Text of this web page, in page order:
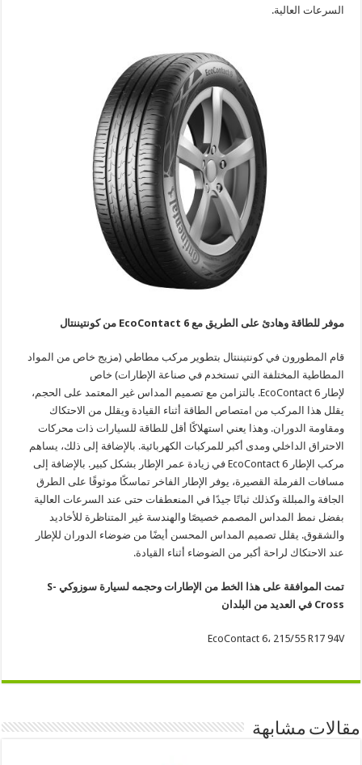
السرعات العالية.
موفر للطاقة وهادئ على الطريق مع EcoContact 6من كونتيننتال
قام المطورون في كونتيننتال بتطوير مركب مطاطي (مزيج خاص من المواد
المطاطية المختلفة التي تستخدم في صناعة الإطارات) خاص
لإطار EcoContact 6. بالتزامن مع تصميم المداس غير المعتمد على الحجم،
يقلل هذا المركب من امتصاص الطاقة أثناء القيادة ويقلل من الاحتكاك
ومقاومة الدوران. وهذا يعني استهلاكًا أقل للطاقة للسيارات ذات محركات
الاحتراق الداخلي ومدى أكبر للمركبات الكهربائية. بالإضافة إلى ذلك، يساهم
مركب الإطار EcoContact 6 في زيادة عمر الإطار بشكل كبير. بالإضافة إلى
مسافات الفرملة القصيرة، يوفر الإطار الفاخر تماسكًا موثوقًا على الطرق
الجافة والمبللة وكذلك ثباتًا جيدًا في المنعطفات حتى عند السرعات العالية
بفضل نمط المداس المصمم خصيصًا والهندسة غير المتناظرة للأخاديد
والشقوق. يقلل تصميم المداس المحسن أيضًا من ضوضاء الدوران للإطار
عند الاحتكاك لراحة أكبر من الضوضاء أثناء القيادة.
تمت الموافقة على هذا الخط من الإطارات وحجمه لسيارة سوزوكي S-
Crossفي العديد من البلدان
EcoContact 6، 215/55 R17 94V
مقالات مشابهة